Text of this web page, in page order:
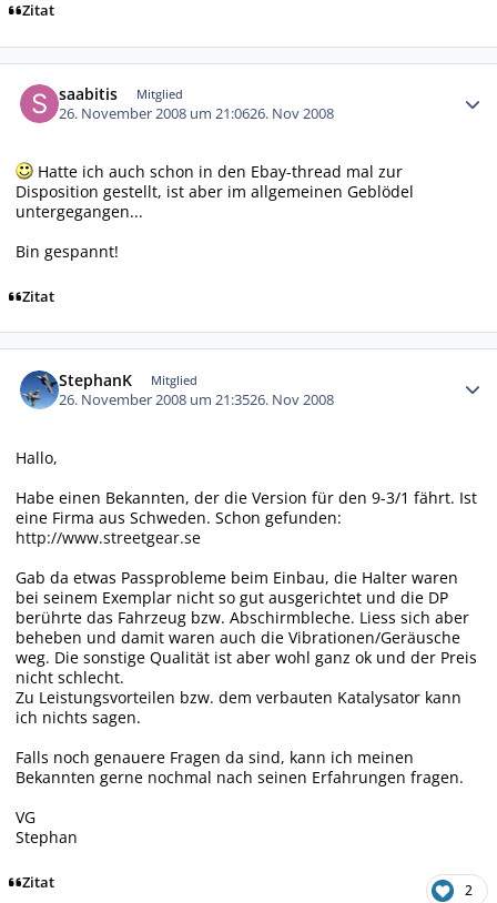
Zitat
saabitis Mitglied
26. November 2008 um 21:0626. Nov 2008
Hatte ich auch schon in den Ebay-thread mal zur
Disposition gestellt, ist aber im allgemeinen Geblödel
untergegangen...
Bin gespannt!
Zitat
StephanK Mitglied
26. November 2008 um 21:3526. Nov 2008
Hallo,
Habe einen Bekannten, der die Version für den 9-3/1 fährt. Ist
eine Firma aus Schweden. Schon gefunden:
http://www.streetgear.se
Gab da etwas Passprobleme beim Einbau, die Halter waren
bei seinem Exemplar nicht so gut ausgerichtet und die DP
berührte das Fahrzeug bzw. Abschirmbleche. Liess sich aber
beheben und damit waren auch die Vibrationen/Geräusche
weg. Die sonstige Qualität ist aber wohl ganz ok und der Preis
nicht schlecht.
Zu Leistungsvorteilen bzw. dem verbauten Katalysator kann
ich nichts sagen.
Falls noch genauere Fragen da sind, kann ich meinen
Bekannten gerne nochmal nach seinen Erfahrungen fragen.
VG
Stephan
Zitat 2